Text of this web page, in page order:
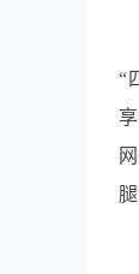
“
腿